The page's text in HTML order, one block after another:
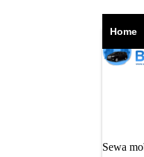
Home
Sewa